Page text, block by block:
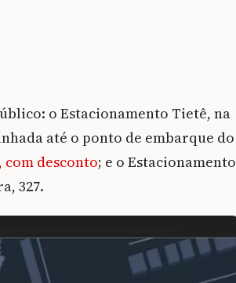
o Estacionamento Tietê, na
até o ponto de embarque do
desconto; e o Estacionamento
327.